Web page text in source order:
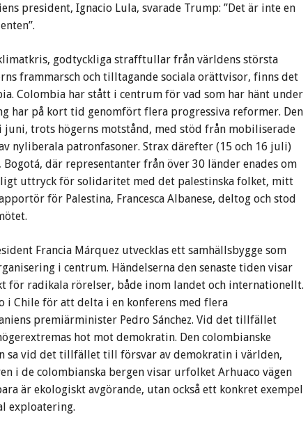
president, Ignacio Lula, svarade Trump: ”Det är inte en
godtyckliga strafftullar från världens största
frammarsch och tilltagande sociala orättvisor, finns det
Colombia har stått i centrum för vad som har hänt under
har på kort tid genomfört flera progressiva reformer. Den
trots högerns motstånd, med stöd från mobiliserade
nyliberala patronfasoner. Strax därefter (15 och 16 juli)
där representanter från över 30 länder enades om
uttryck för solidaritet med det palestinska folket, mitt
för Palestina, Francesca Albanese, deltog och stod
Francia Márquez utvecklas ett samhällsbygge som
i centrum. Händelserna den senaste tiden visar
för radikala rörelser, både inom landet och internationellt.
i Chile för att delta i en konferens med flera
premiärminister Pedro Sánchez. Vid det tillfället
hot mot demokratin. Den colombianske
sa vid det tillfället till försvar av demokratin i världen,
i de colombianska bergen visar urfolket Arhuaco vägen
är ekologiskt avgörande, utan också ett konkret exempel
exploatering.